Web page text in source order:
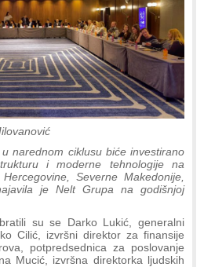
narednom ciklusu biće investirano
i moderne tehnologije na
Severne Makedonije,
je Nelt Grupa na godišnjoj
su se Darko Lukić, generalni
Cilić, izvršni direktor za finansije
potpredsednica za poslovanje
Mucić, izvršna direktorka ljudskih